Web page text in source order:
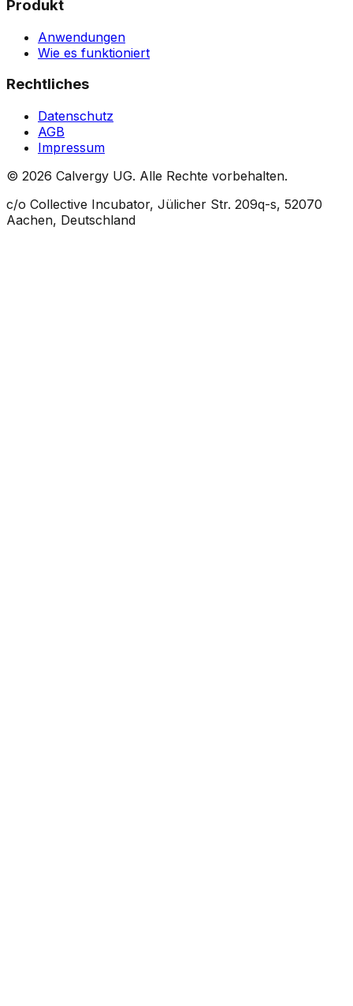
Produkt
Anwendungen
Wie es funktioniert
Rechtliches
Datenschutz
AGB
Impressum
© 2026 Calvergy UG. Alle Rechte vorbehalten.
c/o Collective Incubator, Jülicher Str. 209q-s, 52070
Aachen, Deutschland